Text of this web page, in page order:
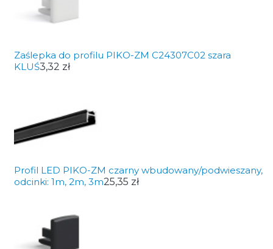
Zaślepka do profilu PIKO-ZM C24307C02 szara
KLUŚ3,32 zł
Profil LED PIKO-ZM czarny wbudowany/podwieszany,
odcinki: 1m, 2m, 3m25,35 zł